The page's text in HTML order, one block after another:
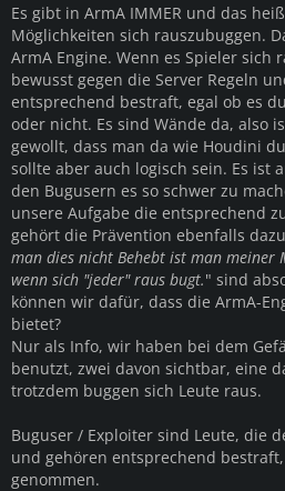
Es gibt in ArmA IMMER und das
Möglichkeiten sich rauszubuggen.
ArmA Engine. Wenn es Spieler sich
bewusst gegen die Server Regeln
entsprechend bestraft, egal ob es
oder nicht. Es sind Wände da, also
gewollt, dass man da wie Houdini
sollte aber auch logisch sein. Es ist
den Bugusern es so schwer zu
unsere Aufgabe die entsprechend
gehört die Prävention ebenfalls
man dies nicht Behebt ist man meiner
wenn sich "jeder" raus bugt." sind
können wir dafür, dass die ArmA-
bietet?
Nur als Info, wir haben bei dem
benutzt, zwei davon sichtbar, eine
trotzdem buggen sich Leute raus.
Buguser / Exploiter sind Leute, die
und gehören entsprechend
genommen.